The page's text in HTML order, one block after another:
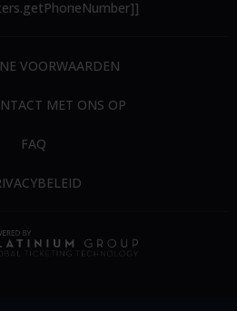
VOORWAARDEN
MET ONS OP
FAQ